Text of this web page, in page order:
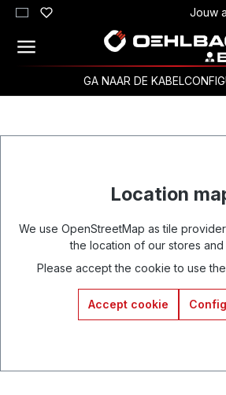
Ga naar de hoofdinhoud Jouw
GA NAAR DE
Location
We use OpenStreetMap as tile
the location of our stores and
Please accept the cookie to use
Accept cookie